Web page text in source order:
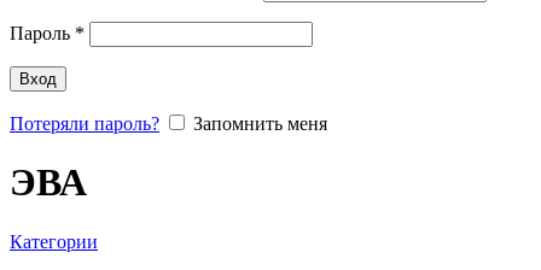
Пароль *
Вход
Потеряли пароль? Запомнить меня
ЭВА
Категории